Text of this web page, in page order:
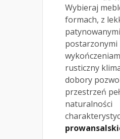
Wybieraj
formach, z
postarzonymi
rusticzny
dobory
przestrzeń
naturalności